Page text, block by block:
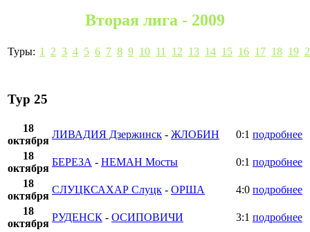
Вторая лига - 2009
Туры: 1 2 3 4 5 6 7 8 9 10 11 12 13 14 15 16 17 18 19
Тур 25
18
октября
ЛИВАДИЯ Дзержинск - ЖЛОБИН 0:1 подробнее
18
октября
БЕРЕЗА - НЕМАН Мосты 0:1 подробнее
18
октября
СЛУЦКСАХАР Слуцк - ОРША 4:0 подробнее
18
октября
РУДЕНСК - ОСИПОВИЧИ 3:1 подробнее